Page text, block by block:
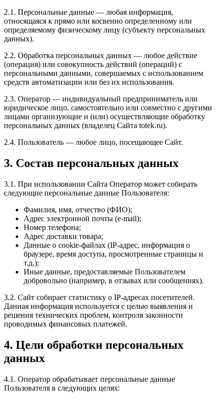
2.1. Персональные данные — любая информация,
относящаяся к прямо или косвенно определенному или
определяемому физическому лицу (субъекту персональных
данных).
2.2. Обработка персональных данных — любое действие
(операция) или совокупность действий (операций) с
персональными данными, совершаемых с использованием
средств автоматизации или без их использования.
2.3. Оператор — индивидуальный предприниматель или
юридическое лицо, самостоятельно или совместно с другими
лицами организующие и (или) осуществляющие обработку
персональных данных (владелец Сайта totek.ru).
2.4. Пользователь — любое лицо, посещающее Сайт.
3. Состав персональных данных
3.1. При использовании Сайта Оператор может собирать
следующие персональные данные Пользователя:
Фамилия, имя, отчество (ФИО);
Адрес электронной почты (e-mail);
Номер телефона;
Адрес доставки товара;
Данные о cookie-файлах (IP-адрес, информация о
браузере, время доступа, просмотренные страницы и
т.д.);
Иные данные, предоставляемые Пользователем
добровольно (например, в отзывах или сообщениях).
3.2. Сайт собирает статистику о IP-адресах посетителей.
Данная информация используется с целью выявления и
решения технических проблем, контроля законности
проводимых финансовых платежей.
4. Цели обработки персональных
данных
4.1. Оператор обрабатывает персональные данные
Пользователя в следующих целях: